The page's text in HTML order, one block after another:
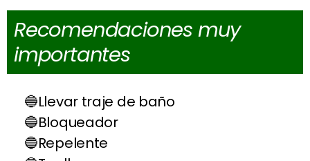
Recomendaciones muy
importantes
Llevar traje de baño
Bloqueador
Repelente